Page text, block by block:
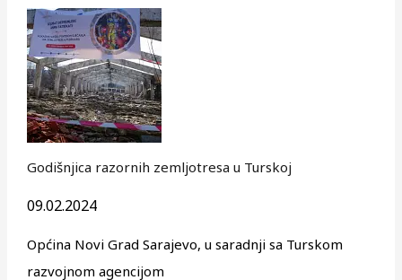
Godišnjica razornih zemljotresa u Turskoj
09.02.2024
Općina Novi Grad Sarajevo, u saradnji sa Turskom
razvojnom agencijom